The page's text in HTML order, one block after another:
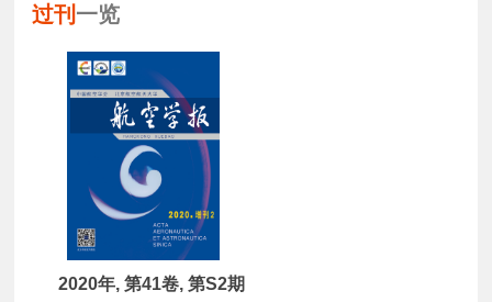
过刊 一览
2020年, 第41卷, 第S2期